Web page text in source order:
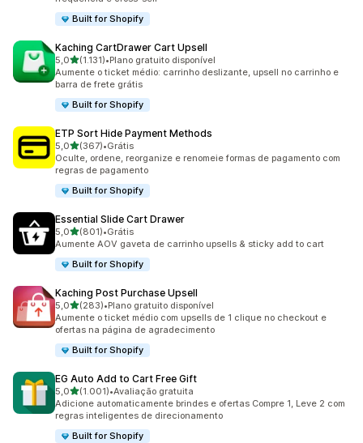
Built for Shopify
Kaching CartDrawer Cart Upsell
5,0de 5 estrelas
(1.131)
1131 avaliações ao todo
•Plano gratuito disponível
Aumente o ticket médio: carrinho deslizante, upsell no carrinho e
barra de frete grátis
Built for Shopify
ETP Sort Hide Payment Methods
5,0de 5 estrelas
(367)
367 avaliações ao todo
•Grátis
Oculte, ordene, reorganize e renomeie formas de pagamento com
regras de pagamento
Built for Shopify
Essential Slide Cart Drawer
5,0de 5 estrelas
(801)
801 avaliações ao todo
•Grátis
Aumente AOV gaveta de carrinho upsells & sticky add to cart
Built for Shopify
Kaching Post Purchase Upsell
5,0de 5 estrelas
(283)
283 avaliações ao todo
•Plano gratuito disponível
Aumente o ticket médio com upsells de 1 clique no checkout e
ofertas na página de agradecimento
Built for Shopify
EG Auto Add to Cart Free Gift
5,0de 5 estrelas
(1.001)
1001 avaliações ao todo
•Avaliação gratuita
Adicione automaticamente brindes e ofertas Compre 1, Leve 2 com
regras inteligentes de direcionamento
Built for Shopify